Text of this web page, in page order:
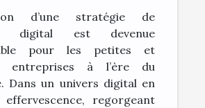
d’une stratégie de
digital est devenue
pour les petites et
entreprises à l’ère du
Dans un univers digital en
effervescence, regorgeant